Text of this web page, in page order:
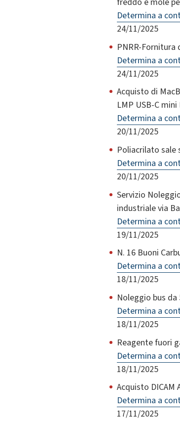
Determina a
24/11/2025
PNRR-
Determina a
24/11/2025
Acquisto di
LMP USB-C
Determina a
20/11/2025
Poliacrilato sale
Determina a
20/11/2025
Servizio
industriale via
Determina a
19/11/2025
N. 16 Buoni
Determina a
18/11/2025
Noleggio bus
Determina a
18/11/2025
Reagente fuori
Determina a
18/11/2025
Acquisto
Determina a
17/11/2025